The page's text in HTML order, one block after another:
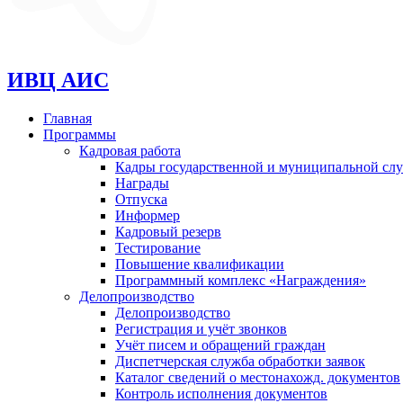
ИВЦ АИС
Главная
Программы
Кадровая работа
Кадры государственной и муниципальной
Награды
Отпуска
Информер
Кадровый резерв
Тестирование
Повышение квалификации
Программный комплекс «Награждения»
Делопроизводство
Делопроизводство
Регистрация и учёт звонков
Учёт писем и обращений граждан
Диспетчерская служба обработки заявок
Каталог сведений о местонахожд. документов
Контроль исполнения документов